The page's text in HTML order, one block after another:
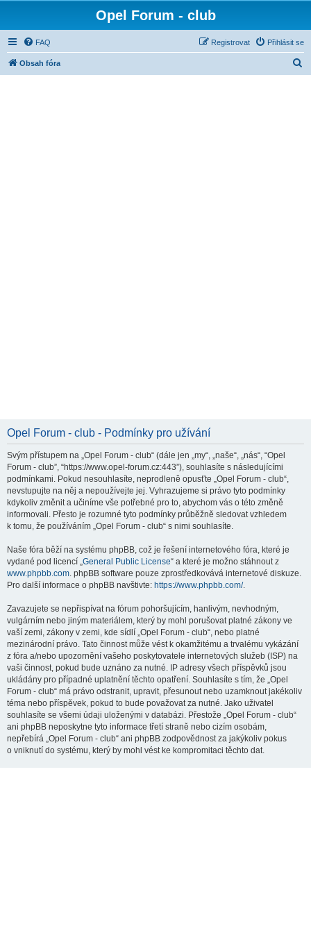
Opel Forum - club
FAQ Přihlásit se
Registrovat
Obsah fóra
Opel Forum - club - Podmínky pro užívání
Svým přístupem na „Opel Forum - club“ (dále jen „my“, „naše“, „nás“, “Opel
Forum - club”, “https://www.opel-forum.cz:443”), souhlasíte s následujícími
podmínkami. Pokud nesouhlasíte, neprodleně opusťte „Opel Forum - club“,
nevstupujte na něj a nepoužívejte jej. Vyhrazujeme si právo tyto podmínky
kdykoliv změnit a učiníme vše potřebné pro to, abychom vás o této změně
informovali. Přesto je rozumné tyto podmínky průběžně sledovat vzhledem
k tomu, že používáním „Opel Forum - club“ s nimi souhlasíte.
Naše fóra běží na systému phpBB, což je řešení internetového fóra, které je
vydané pod licencí „General Public License“ a které je možno stáhnout z
www.phpbb.com. phpBB software pouze zprostředkovává internetové diskuze.
Pro další informace o phpBB navštivte: https://www.phpbb.com/.
Zavazujete se nepřispívat na fórum pohoršujícím, hanlivým, nevhodným,
vulgárním nebo jiným materiálem, který by mohl porušovat platné zákony ve
vaší zemi, zákony v zemi, kde sídlí „Opel Forum - club“, nebo platné
mezinárodní právo. Tato činnost může vést k okamžitému a trvalému vykázání
z fóra a/nebo upozornění vašeho poskytovatele internetových služeb (ISP) na
vaši činnost, pokud bude uznáno za nutné. IP adresy všech příspěvků jsou
ukládány pro případné uplatnění těchto opatření. Souhlasíte s tím, že „Opel
Forum - club“ má právo odstranit, upravit, přesunout nebo uzamknout jakékoliv
téma nebo příspěvek, pokud to bude považovat za nutné. Jako uživatel
souhlasíte se všemi údaji uloženými v databázi. Přestože „Opel Forum - club“
ani phpBB neposkytne tyto informace třetí straně nebo cizím osobám,
nepřebírá „Opel Forum - club“ ani phpBB zodpovědnost za jakýkoliv pokus
o vniknutí do systému, který by mohl vést ke kompromitaci těchto dat.